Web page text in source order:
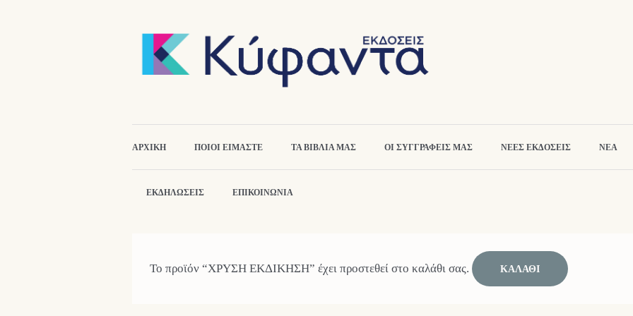
ΑΡΧΙΚΉ ΠΟΙΟΙ ΕΙΜΑΣΤΕ ΤΑ ΒΙΒΛΙΑ ΜΑΣ ΟΙ ΣΥΓΓΡΑΦΕΙΣ ΜΑΣ ΝΕΕΣ ΕΚΔΟΣΕΙΣ ΝΕΑ
ΕΚΔΗΛΏΣΕΙΣ ΕΠΙΚΟΙΝΩΝΙΑ
Το προϊόν “ΧΡΥΣΗ ΕΚΔΙΚΗΣΗ” έχει προστεθεί στο καλάθι σας. ΚΑΛΆΘΙ